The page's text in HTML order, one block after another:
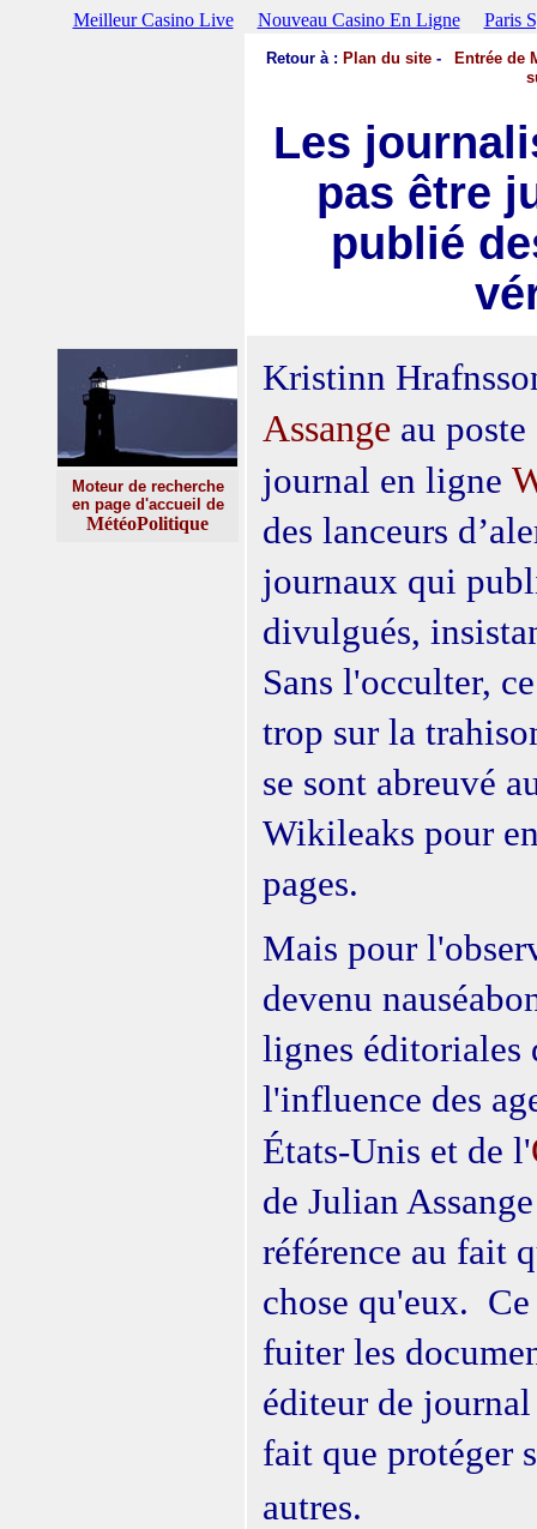
Meilleur Casino Live Nouveau Casino En Ligne Paris
Moteur de recherche
en page d'accueil de
MétéoPolitique
Retourà : Plan du site -
Entrée de
Les
pas être
publié
Kristinn
Assange au
journal en ligne
des lanceurs
journaux qui
divulgués,
Sans l'occulter,
trop sur la
se sont abreuvé
Wikileaks pour
pages.
Mais pour
devenu
lignes éditoriales
l'influence des
États-Unis et de l'
de Julian
référence au fait
chose qu'eux.
fuiter les
éditeur de
fait que protéger
autres.